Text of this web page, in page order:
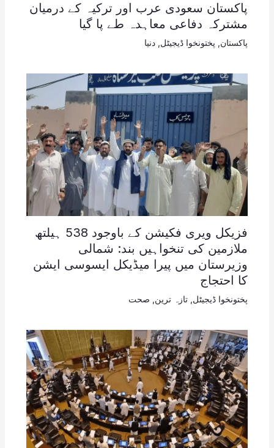
پاکستان سعودی عرب اور ترکیہ کے درمیان
مشترکہ دفاعی معاہدہ طے پا گیا
پاکستان پختونخوا ڈیجیٹل دنیا
فزیکل ویری فکیشن کے باوجود 538 ہیلتھ
ملازمین کی تنخواہیں بند: شمالی
وزیرستان میں پیرا میڈیکل ایسوسی ایشن
کا احتجاج
پختونخوا ڈیجیٹل تازہ ترین صحت